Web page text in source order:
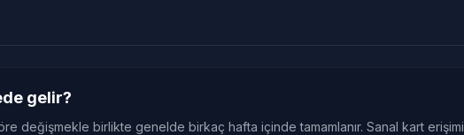
gelir?
değişmekle birlikte genelde birkaç hafta içinde tamamlanır. Sanal kart